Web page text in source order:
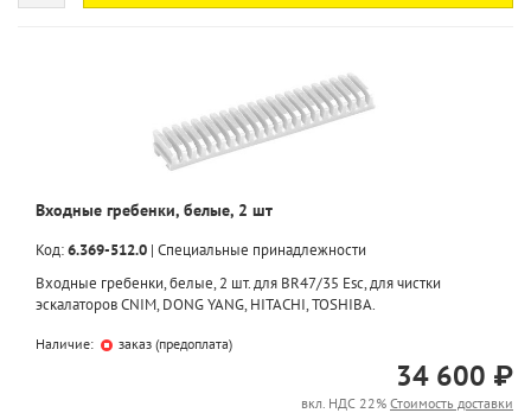
Входные гребенки, белые, 2 шт
Код:6.369-512.0 | Специальные принадлежности
Входные гребенки, белые, 2 шт. для BR47/35 Esc, для чистки
эскалаторов CNIM, DONG YANG, HITACHI, TOSHIBA.
Наличие: заказ (предоплата)
34 600 ₽
вкл. НДС 22% Стоимость доставки